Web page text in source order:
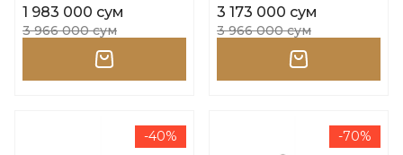
1 983 000 сум
3 966 000 сум
3 173 000 сум
3 966 000 сум
-40% -70%